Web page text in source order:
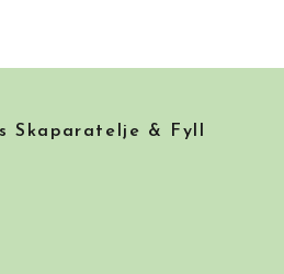
Skaparatelje & Fyll